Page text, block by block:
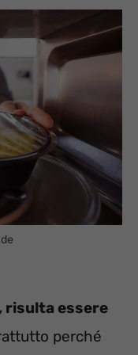
risulta essere
perché